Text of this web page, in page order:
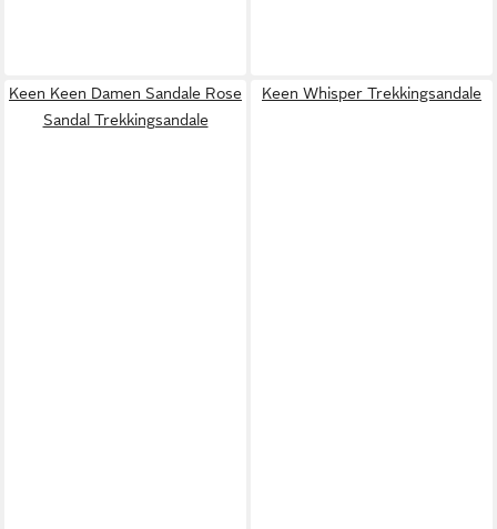
Keen Keen Damen Sandale Rose
Sandal Trekkingsandale
Keen Whisper Trekkingsandale